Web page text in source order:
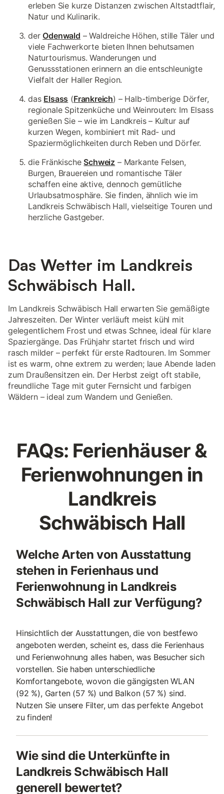
erleben Sie kurze Distanzen zwischen Altstadtflair,
Natur und Kulinarik.
der Odenwald – Waldreiche Höhen, stille Täler und
viele Fachwerkorte bieten Ihnen behutsamen
Naturtourismus. Wanderungen und
Genussstationen erinnern an die entschleunigte
Vielfalt der Haller Region.
das Elsass (Frankreich) – Halb-timberige Dörfer,
regionale Spitzenküche und Weinrouten: Im Elsass
genießen Sie – wie im Landkreis – Kultur auf
kurzen Wegen, kombiniert mit Rad- und
Spaziermöglichkeiten durch Reben und Dörfer.
die Fränkische Schweiz – Markante Felsen,
Burgen, Brauereien und romantische Täler
schaffen eine aktive, dennoch gemütliche
Urlaubsatmosphäre. Sie finden, ähnlich wie im
Landkreis Schwäbisch Hall, vielseitige Touren und
herzliche Gastgeber.
Das Wetter im Landkreis
Schwäbisch Hall.
Im Landkreis Schwäbisch Hall erwarten Sie gemäßigte
Jahreszeiten. Der Winter verläuft meist kühl mit
gelegentlichem Frost und etwas Schnee, ideal für klare
Spaziergänge. Das Frühjahr startet frisch und wird
rasch milder – perfekt für erste Radtouren. Im Sommer
ist es warm, ohne extrem zu werden; laue Abende laden
zum Draußensitzen ein. Der Herbst zeigt oft stabile,
freundliche Tage mit guter Fernsicht und farbigen
Wäldern – ideal zum Wandern und Genießen.
FAQs: Ferienhäuser &
Ferienwohnungen in
Landkreis
Schwäbisch Hall
Welche Arten von Ausstattung
stehen in Ferienhaus und
Ferienwohnung in Landkreis
Schwäbisch Hall zur Verfügung?
Hinsichtlich der Ausstattungen, die von bestfewo
angeboten werden, scheint es, dass die Ferienhaus
und Ferienwohnung alles haben, was Besucher sich
vorstellen. Sie haben unterschiedliche
Komfortangebote, wovon die gängigsten WLAN
(92 %), Garten (57 %) und Balkon (57 %) sind.
Nutzen Sie unsere Filter, um das perfekte Angebot
zu finden!
Wie sind die Unterkünfte in
Landkreis Schwäbisch Hall
generell bewertet?